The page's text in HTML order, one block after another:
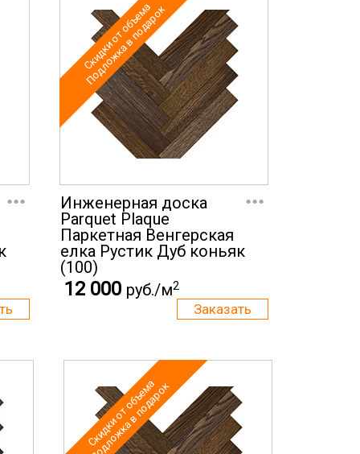
...
Скидки от объема
Подложка в подарок
Инженерная доска
Parquet Plaque
Паркетная Венгерская
елка Рустик Дуб коньяк
(100)
...
12 000 руб./м2
Скидки от объема
Подложка в подарок